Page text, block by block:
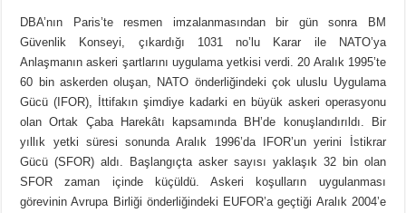
DBA’nın Paris’te resmen imzalanmasından bir gün sonra BM
Güvenlik Konseyi, çıkardığı 1031 no’lu Karar ile NATO’ya
Anlaşmanın askeri şartlarını uygulama yetkisi verdi. 20 Aralık 1995’te
60 bin askerden oluşan, NATO önderliğindeki çok uluslu Uygulama
Gücü (IFOR), İttifakın şimdiye kadarki en büyük askeri operasyonu
olan Ortak Çaba Harekâtı kapsamında BH’de konuşlandırıldı. Bir
yıllık yetki süresi sonunda Aralık 1996’da IFOR’un yerini İstikrar
Gücü (SFOR) aldı. Başlangıçta asker sayısı yaklaşık 32 bin olan
SFOR zaman içinde küçüldü. Askeri koşulların uygulanması
görevinin Avrupa Birliği önderliğindeki EUFOR’a geçtiği Aralık 2004’e